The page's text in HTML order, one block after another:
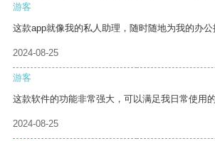
游客
这款app就像我的私人助理，随时随地为我的办公
2024-08-25
游客
这款软件的功能非常强大，可以满足我日常使用的
2024-08-25